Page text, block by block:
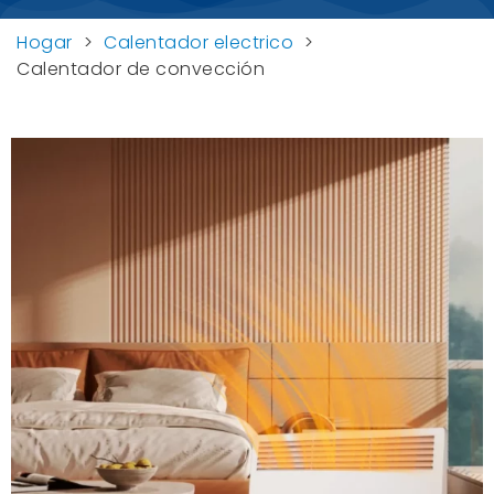
Hogar > Calentador electrico >
Calentador de convección